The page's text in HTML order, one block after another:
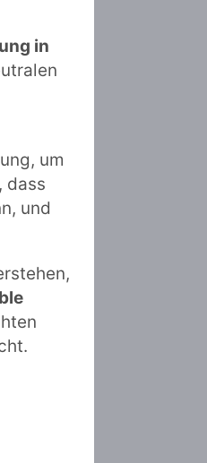
in
um
dass
und